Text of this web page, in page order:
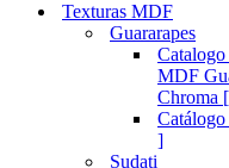
Texturas MDF
Guararapes
MDF
Chroma
]
Sudati